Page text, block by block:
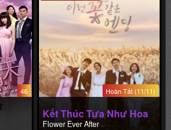
46 Hoàn Tất (11/11)
Kết Thúc Tựa Như Hoa
Flower Ever After